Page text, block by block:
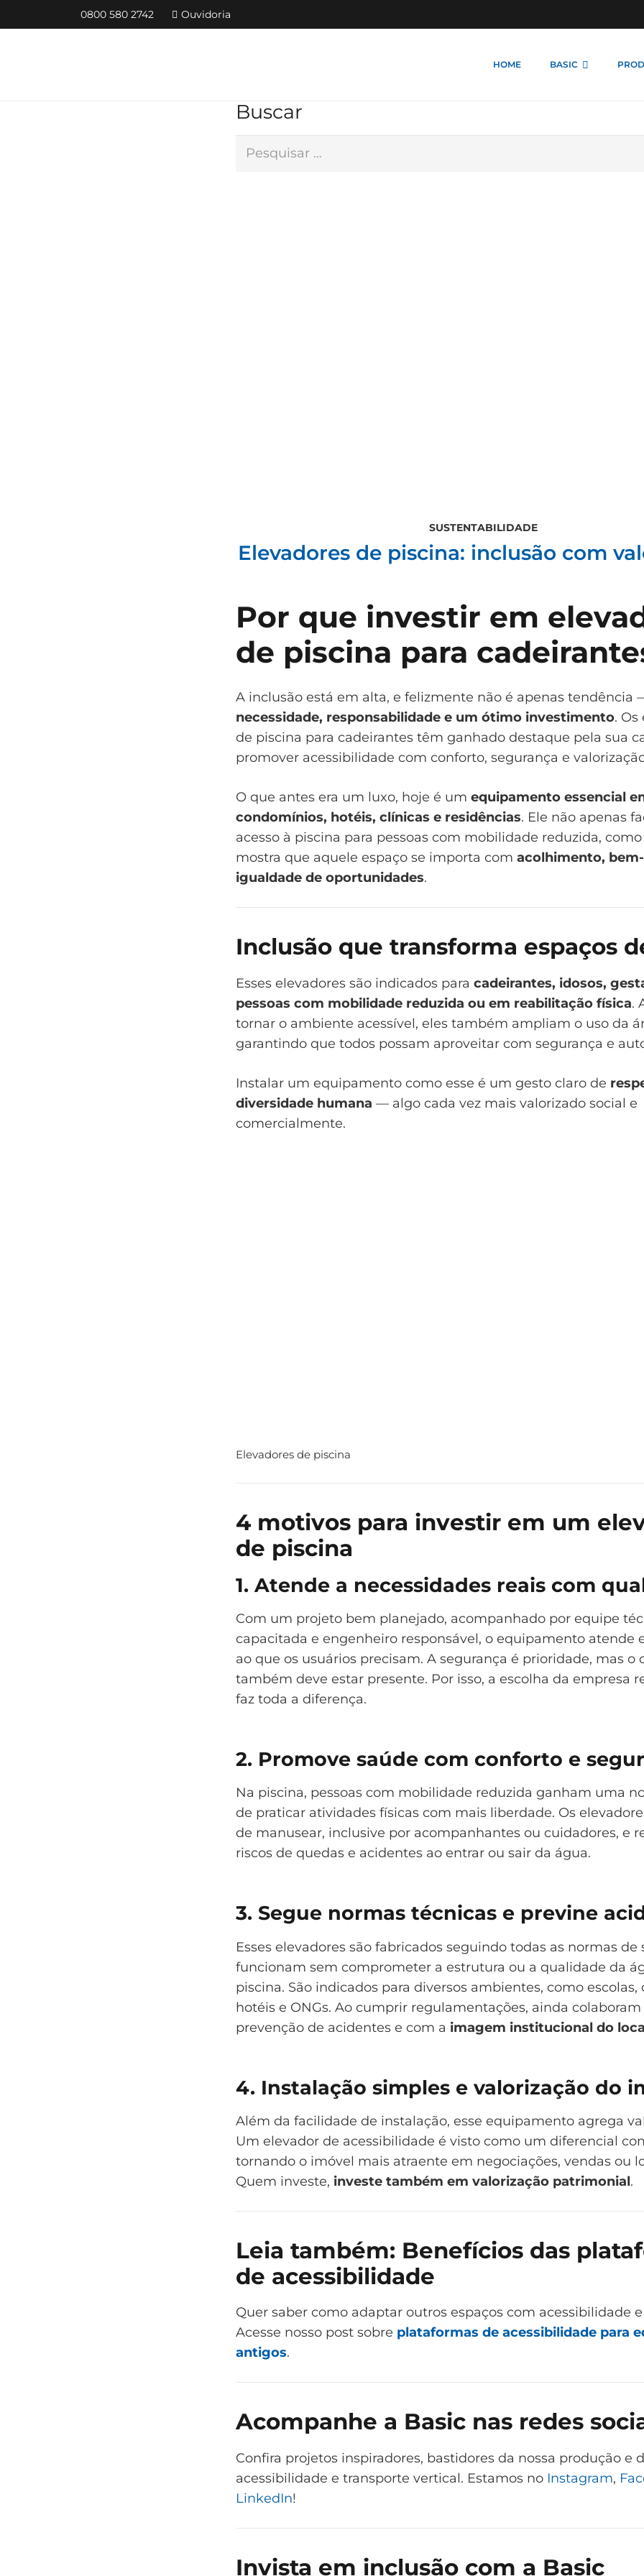
0800 580 2742 Ouvidoria
HOME BASIC
Buscar
Pesquisar
SUSTENTABILIDADE
Elevadores de piscina: inclusão com
Por que investir em
de piscina para
A inclusão está em alta, e felizmente não é apenas tendência
necessidade, responsabilidade e um ótimo investimento. Os
de piscina para cadeirantes têm ganhado destaque pela sua
promover acessibilidade com conforto, segurança e
O que antes era um luxo, hoje é um equipamento essencial
condomínios, hotéis, clínicas e residências. Ele não apenas
acesso à piscina para pessoas com mobilidade reduzida,
mostra que aquele espaço se importa com acolhimento,
igualdade de oportunidades.
Inclusão que transforma espaços
Esses elevadores são indicados para cadeirantes, idosos,
pessoas com mobilidade reduzida ou em reabilitação física.
tornar o ambiente acessível, eles também ampliam o uso da
garantindo que todos possam aproveitar com segurança e
Instalar um equipamento como esse é um gesto claro de
diversidade humana — algo cada vez mais valorizado social e
comercialmente.
Elevadores de piscina
4 motivos para investir em um
de piscina
1. Atende a necessidades reais com
Com um projeto bem planejado, acompanhado por equipe
capacitada e engenheiro responsável, o equipamento atende
ao que os usuários precisam. A segurança é prioridade, mas o
também deve estar presente. Por isso, a escolha da empresa
faz toda a diferença.
2. Promove saúde com conforto e
Na piscina, pessoas com mobilidade reduzida ganham uma
de praticar atividades físicas com mais liberdade. Os
de manusear, inclusive por acompanhantes ou cuidadores, e
riscos de quedas e acidentes ao entrar ou sair da água.
3. Segue normas técnicas e previne
Esses elevadores são fabricados seguindo todas as normas de
funcionam sem comprometer a estrutura ou a qualidade da
piscina. São indicados para diversos ambientes, como escolas,
hotéis e ONGs. Ao cumprir regulamentações, ainda colaboram
prevenção de acidentes e com a imagem institucional do
4. Instalação simples e valorização do
Além da facilidade de instalação, esse equipamento agrega
Um elevador de acessibilidade é visto como um diferencial
tornando o imóvel mais atraente em negociações, vendas ou
Quem investe, investe também em valorização patrimonial.
Leia também: Benefícios das
de acessibilidade
Quer saber como adaptar outros espaços com acessibilidade
Acesse nosso post sobre plataformas de acessibilidade para
antigos.
Acompanhe a Basic nas redes
Confira projetos inspiradores, bastidores da nossa produção e
acessibilidade e transporte vertical. Estamos no Instagram,
LinkedIn!
Invista em inclusão com a Basic